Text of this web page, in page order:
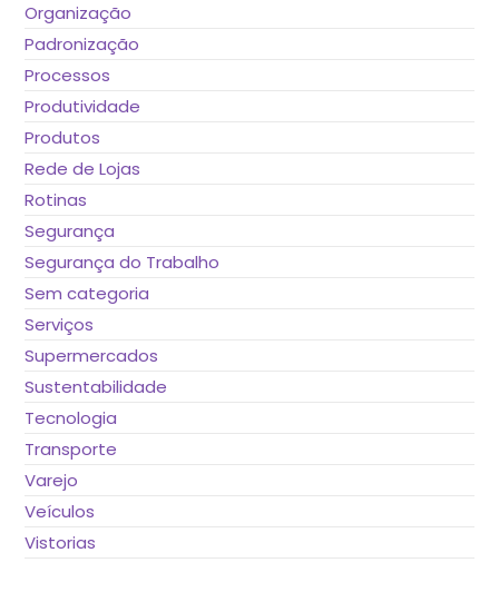
Organização
Padronização
Processos
Produtividade
Produtos
Rede de Lojas
Rotinas
Segurança
Segurança do Trabalho
Sem categoria
Serviços
Supermercados
Sustentabilidade
Tecnologia
Transporte
Varejo
Veículos
Vistorias